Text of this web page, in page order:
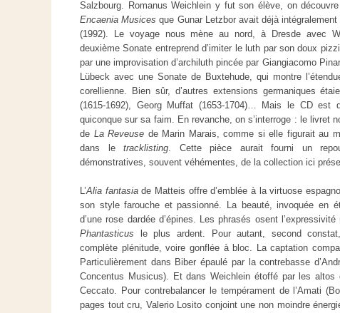
Salzbourg. Romanus Weichlein y fut son élève, on
Encaenia Musices que Gunar Letzbor avait déjà
(1992). Le voyage nous mène au nord, à Dresde avec
deuxième Sonate entreprend d’imiter le luth par son doux
par une improvisation d’archiluth pincée par Giangiacomo
Lübeck avec une Sonate de Buxtehude, qui montre
corellienne. Bien sûr, d’autres extensions germaniques
(1615-1692), Georg Muffat (1653-1704)… Mais le CD est
quiconque sur sa faim. En revanche, on s’interroge : le livret
de La Reveuse de Marin Marais, comme si elle figurait au
dans letracklisting. Cette pièce aurait fourni un
démonstratives, souvent véhémentes, de la collection ici
L’Alia fantasiade Matteis offre d’emblée à la virtuose
son style farouche et passionné. La beauté, invoquée en
d’une rose dardée d’épines. Les phrasés osent
Phantasticus le plus ardent. Pour autant, second
complète plénitude, voire gonflée à bloc. La captation
Particulièrement dans Biber épaulé par la contrebasse
Concentus Musicus). Et dans Weichlein étoffé par les altos
Ceccato. Pour contrebalancer le tempérament de l’Amati
pages tout cru, Valerio Losito conjoint une non moindre